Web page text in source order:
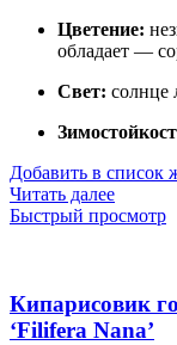
Цветение:
обладает —
Свет: солнце
Добавить в список
Читать далее
Быстрый просмотр
Кипарисовик
‘Filifera Nana’